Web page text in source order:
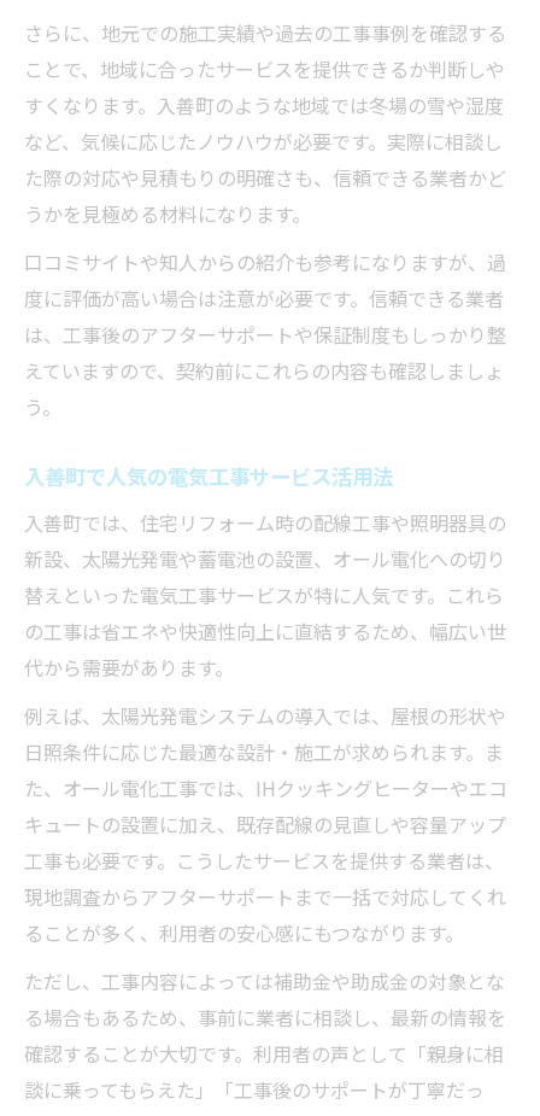
工事品質と費用のバランスを保つためには
費用と品質が両立する電気工事業者の選択
法
電気工事の価格交渉で注意すべきポイント
コストダウンと品質確保を両立させる電気
工事
複数社から見積取得する電気工事のコツ
さらに、地元での施工実績や過去の工事事例を確認する
ことで、地域に合ったサービスを提供できるか判断しや
すくなります。入善町のような地域では冬場の雪や湿度
など、気候に応じたノウハウが必要です。実際に相談し
た際の対応や見積もりの明確さも、信頼できる業者かど
うかを見極める材料になります。
口コミサイトや知人からの紹介も参考になりますが、過
度に評価が高い場合は注意が必要です。信頼できる業者
は、工事後のアフターサポートや保証制度もしっかり整
えていますので、契約前にこれらの内容も確認しましょ
う。
入善町で人気の電気工事サービス活用法
入善町では、住宅リフォーム時の配線工事や照明器具の
新設、太陽光発電や蓄電池の設置、オール電化への切り
替えといった電気工事サービスが特に人気です。これら
の工事は省エネや快適性向上に直結するため、幅広い世
代から需要があります。
例えば、太陽光発電システムの導入では、屋根の形状や
日照条件に応じた最適な設計・施工が求められます。ま
た、オール電化工事では、IHクッキングヒーターやエコ
キュートの設置に加え、既存配線の見直しや容量アップ
工事も必要です。こうしたサービスを提供する業者は、
現地調査からアフターサポートまで一括で対応してくれ
ることが多く、利用者の安心感にもつながります。
ただし、工事内容によっては補助金や助成金の対象とな
る場合もあるため、事前に業者に相談し、最新の情報を
確認することが大切です。利用者の声として「親身に相
談に乗ってもらえた」「工事後のサポートが丁寧だっ